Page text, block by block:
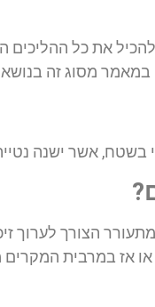
את כל ההליכים
במאמר מסוג זה בנושא
בשטח, אשר ישנה
הצורך לערוך
או אז במרבית